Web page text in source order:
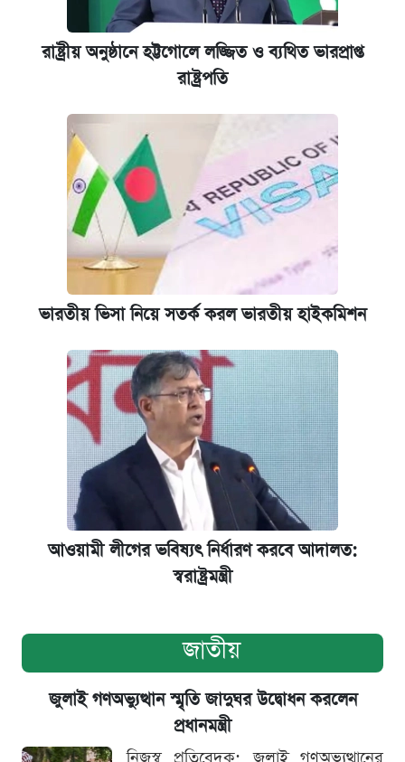
রাষ্ট্রীয় অনুষ্ঠানে হট্টগোলে লজ্জিত ও ব্যথিত ভারপ্রাপ্ত
রাষ্ট্রপতি
ভারতীয় ভিসা নিয়ে সতর্ক করল ভারতীয় হাইকমিশন
আওয়ামী লীগের ভবিষ্যৎ নির্ধারণ করবে আদালত:
স্বরাষ্ট্রমন্ত্রী
জাতীয়
জুলাই গণঅভ্যুত্থান স্মৃতি জাদুঘর উদ্বোধন করলেন
প্রধানমন্ত্রী